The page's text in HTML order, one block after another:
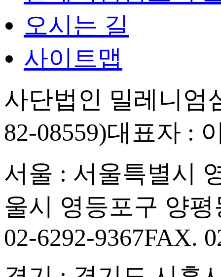
오시는 길
사이트맵
사단법인 밀레니엄
82-08559)대표자 :
서울 : 서울특별시
울시 영등포구 양
02-6292-9367FAX.